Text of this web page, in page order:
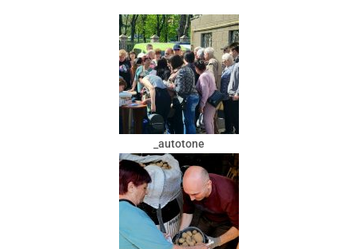
_autotone